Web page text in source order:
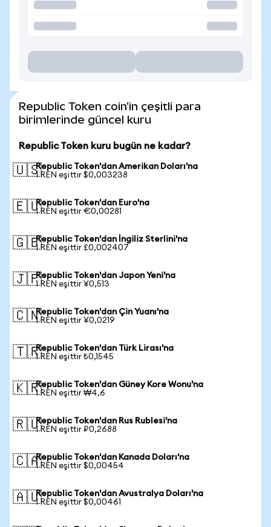
Republic Token coin'in çeşitli para
birimlerinde güncel kuru
Republic Token kuru bugün ne kadar?
🇺🇸Republic Token'dan Amerikan Doları'na
1 REN eşittir $0,003238
🇪🇺Republic Token'dan Euro'na
1 REN eşittir €0,00281
🇬🇧Republic Token'dan İngiliz Sterlini'na
1 REN eşittir £0,002407
🇯🇵Republic Token'dan Japon Yeni'na
1 REN eşittir ¥0,513
🇨🇳Republic Token'dan Çin Yuanı'na
1 REN eşittir ¥0,0219
🇹🇷Republic Token'dan Türk Lirası'na
1 REN eşittir ₺0,1545
🇰🇷Republic Token'dan Güney Kore Wonu'na
1 REN eşittir ₩4,6
🇷🇺Republic Token'dan Rus Rublesi'na
1 REN eşittir ₽0,2688
🇨🇦Republic Token'dan Kanada Doları'na
1 REN eşittir $0,00454
🇦🇺Republic Token'dan Avustralya Doları'na
1 REN eşittir $0,00461